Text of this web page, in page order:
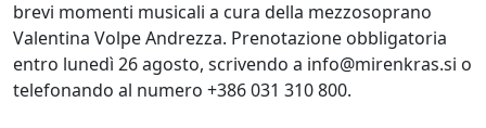
brevi momenti musicali a cura della mezzosoprano
Valentina Volpe Andrezza. Prenotazione obbligatoria
entro lunedì 26 agosto, scrivendo a info@mirenkras.si o
telefonando al numero +386 031 310 800.